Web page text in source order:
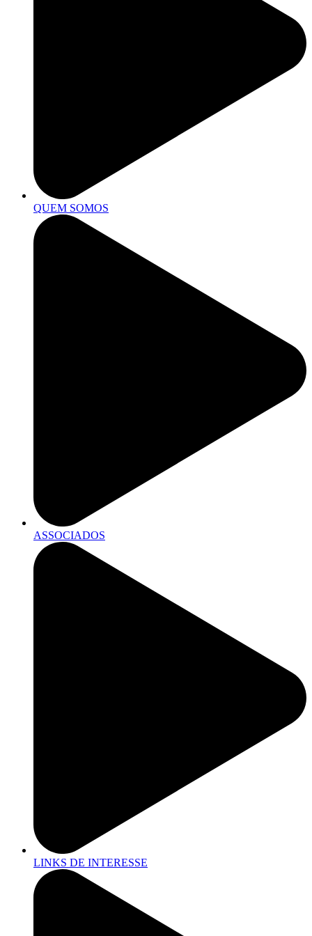
QUEM SOMOS
ASSOCIADOS
LINKS DE INTERESSE